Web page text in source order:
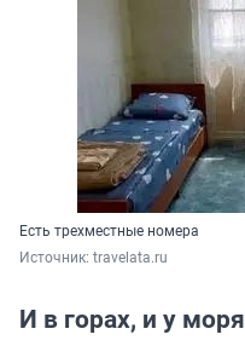
Есть трехместные номера
Источник: travelata.ru
И в горах, и у моря